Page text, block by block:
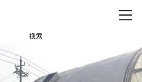
搜索